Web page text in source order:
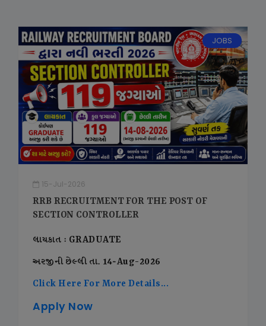
JOBS
15-Jul-2026
RRB RECRUITMENT FOR THE POST OF
SECTION CONTROLLER
લાયકાત : GRADUATE
અરજીની છેલ્લી તા. 14-Aug-2026
Click Here For More Details...
Apply Now